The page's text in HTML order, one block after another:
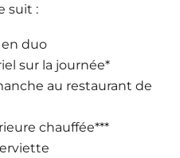
suit :
en duo
sur la journée*
au restaurant de
chauffée***